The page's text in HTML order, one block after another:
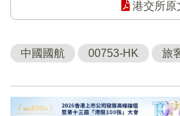
港交所原
中國國航 00753-HK 旅